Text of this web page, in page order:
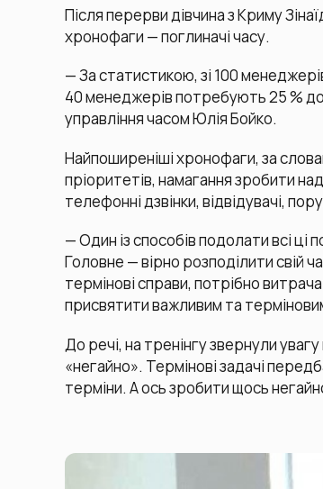
Після перерви дівчина з Криму
хронофаги — поглиначі часу.
— За статистикою, зі 100
40 менеджерів потребують 25 %
управління часом Юлія Бойко.
Найпоширеніші хронофаги, за
пріоритетів, намагання зробити
телефонні дзвінки, відвідувачі,
— Один із способів подолати всі
Головне — вірно розподілити свій
термінові справи, потрібно
присвятити важливим та
До речі, на тренінгу звернули
«негайно». Термінові задачі
терміни. А ось зробити щось